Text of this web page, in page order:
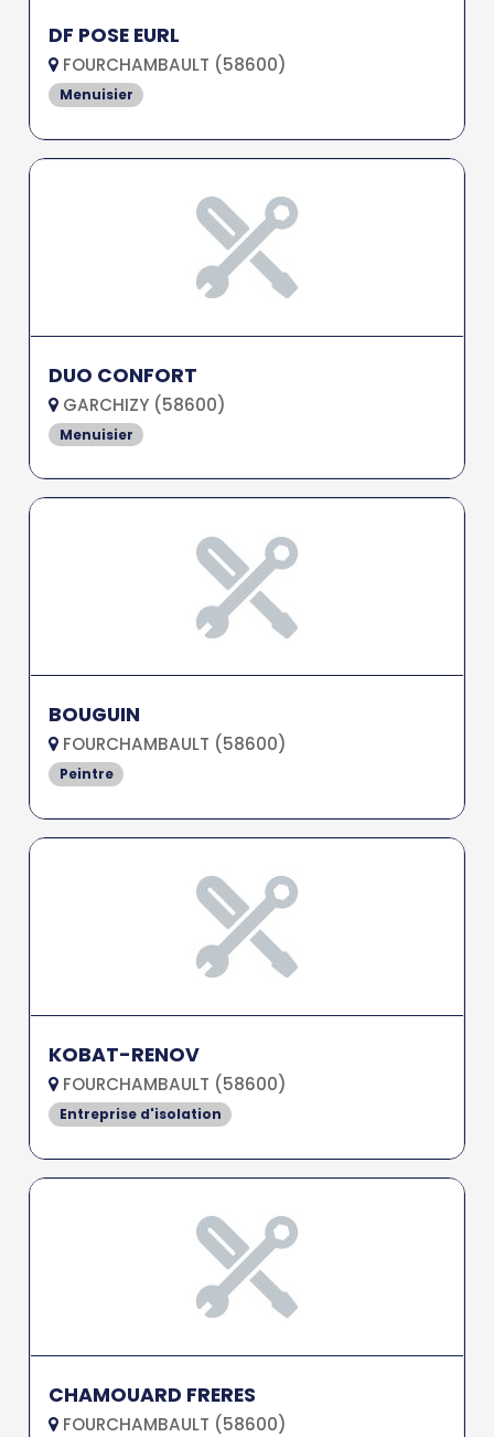
DF POSE EURL
FOURCHAMBAULT (58600)
Menuisier
DUO CONFORT
GARCHIZY (58600)
Menuisier
BOUGUIN
FOURCHAMBAULT (58600)
Peintre
KOBAT-RENOV
FOURCHAMBAULT (58600)
Entreprise d'isolation
CHAMOUARD FRERES
FOURCHAMBAULT (58600)